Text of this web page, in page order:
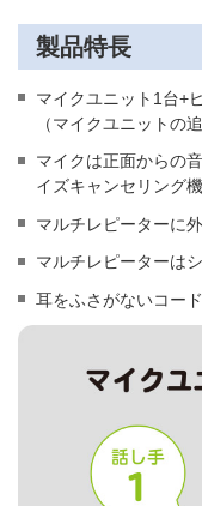
製品特長
マイクユニット1台+
（マイクユニットの
マイクは正面からの
イズキャンセリング
マルチレピーターに
マルチレピーターは
耳をふさがないコー